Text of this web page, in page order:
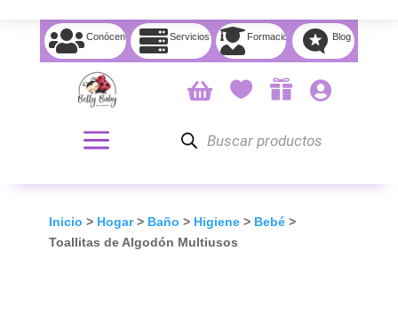
Conócenos Servicios  Formación  Blog
   
productos
Inicio > Hogar> Baño > Higiene> Bebé>
Toallitas de Algodón Multiusos